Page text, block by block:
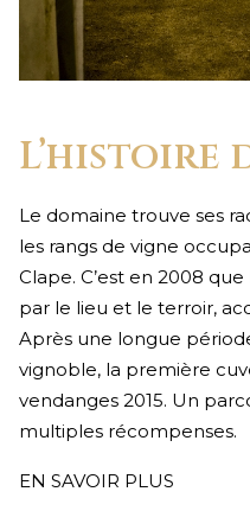
L’histoire
Le domaine trouve ses
les rangs de vigne
Clape. C’est en 2008
par le lieu et le terroir,
Après une longue
vignoble, la première
vendanges 2015. Un
multiples récompenses.
EN SAVOIR PLUS